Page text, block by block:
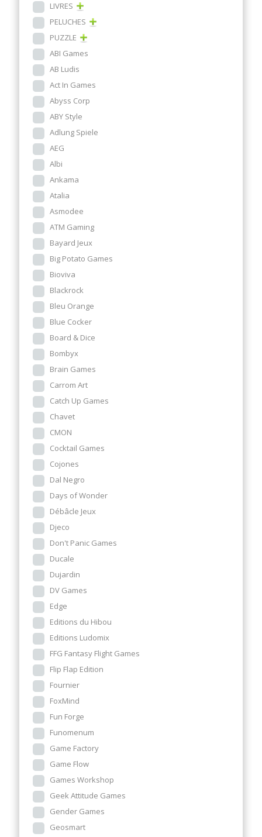
LIVRES
PELUCHES
PUZZLE
ABI Games
AB Ludis
Act In Games
Abyss Corp
ABY Style
Adlung Spiele
AEG
Albi
Ankama
Atalia
Asmodee
ATM Gaming
Bayard Jeux
Big Potato Games
Bioviva
Blackrock
Bleu Orange
Blue Cocker
Board & Dice
Bombyx
Brain Games
Carrom Art
Catch Up Games
Chavet
CMON
Cocktail Games
Cojones
Dal Negro
Days of Wonder
Débâcle Jeux
Djeco
Don't Panic Games
Ducale
Dujardin
DV Games
Edge
Editions du Hibou
Editions Ludomix
FFG Fantasy Flight Games
Flip Flap Edition
Fournier
FoxMind
Fun Forge
Funomenum
Game Factory
Game Flow
Games Workshop
Geek Attitude Games
Gender Games
Geosmart